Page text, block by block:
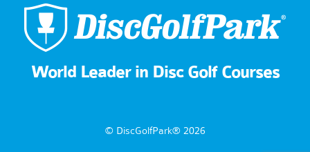
World Leader in Disc Golf Courses
© DiscGolfPark® 2026